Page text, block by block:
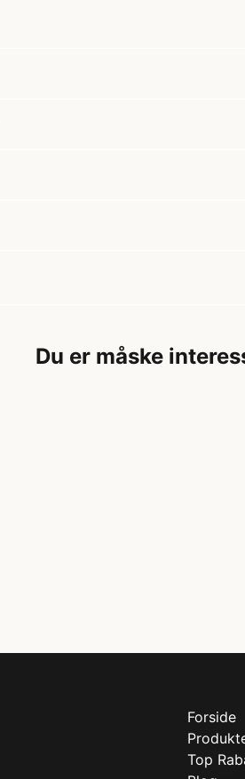
Du er måske
Forside
Top